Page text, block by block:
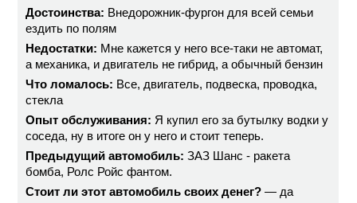
Достоинства: Внедорожник-фургон для всей семьи
ездить по полям
Недостатки: Мне кажется у него все-таки не автомат,
а механика, и двигатель не гибрид, а обычный бензин
Что ломалось: Все, двигатель, подвеска, проводка,
стекла
Опыт обслуживания: Я купил его за бутылку водки у
соседа, ну в итоге он у него и стоит теперь.
Предыдущий автомобиль: ЗАЗ Шанс - ракета
бомба, Ролс Ройс фантом.
Стоит ли этот автомобиль своих денег? — да